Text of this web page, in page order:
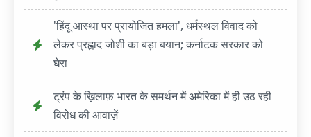
'हिंदू आस्था पर प्रायोजित हमला', धर्मस्थल विवाद को
लेकर प्रह्लाद जोशी का बड़ा बयान; कर्नाटक सरकार को
घेरा
ट्रंप के ख़िलाफ़ भारत के समर्थन में अमेरिका में ही उठ रही
विरोध की आवाज़ें